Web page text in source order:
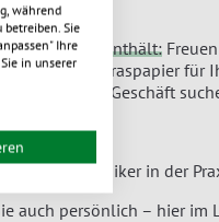
Must-haves enthält:
aus Graspapier
für Ihr To-go-Geschäft
Klassiker in der
auch persönlich – hier
während
Sie
Ihre
in unserer